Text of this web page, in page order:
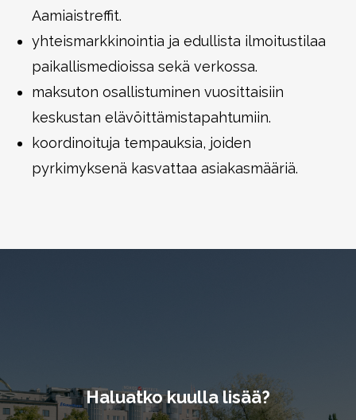
Aamiaistreffit.
yhteismarkkinointia ja edullista ilmoitustilaa
paikallismedioissa sekä verkossa.
maksuton osallistuminen vuosittaisiin
keskustan elävöittämistapahtumiin.
koordinoituja tempauksia, joiden
pyrkimyksenä kasvattaa asiakasmääriä.
Haluatko kuulla lisää?